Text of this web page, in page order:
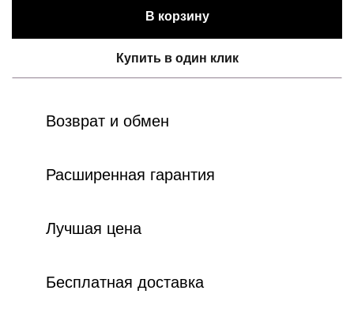
В корзину
Купить в один клик
Возврат и обмен
Расширенная гарантия
Лучшая цена
Бесплатная доставка